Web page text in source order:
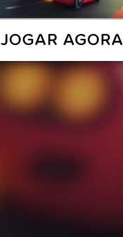
JOGAR AGORA